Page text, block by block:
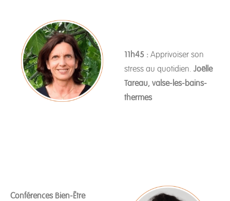
11h45 : Apprivoiser son
stress au quotidien.Joëlle
Tareau, valse-les-bains-
thermes
Conférences Bien-Être